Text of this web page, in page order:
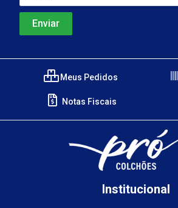
Meus Pedidos
Notas Fiscais
Institucional